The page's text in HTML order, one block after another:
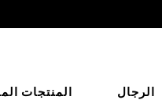
الرجال المنتجات